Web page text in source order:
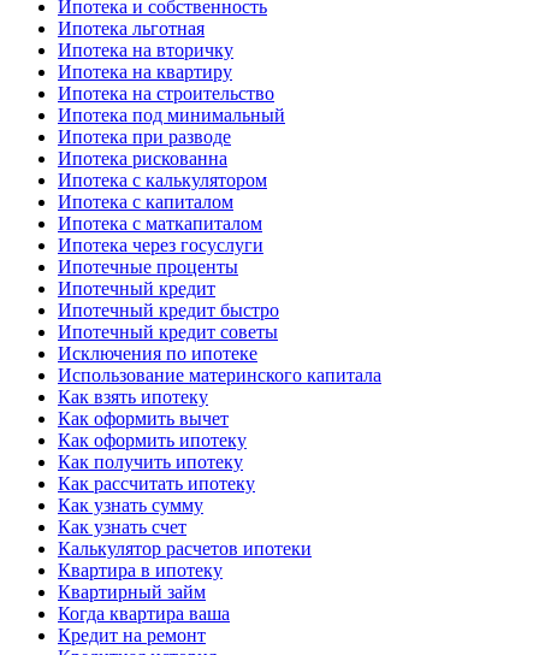
Ипотека и собственность
Ипотека льготная
Ипотека на вторичку
Ипотека на квартиру
Ипотека на строительство
Ипотека под минимальный
Ипотека при разводе
Ипотека рискованна
Ипотека с калькулятором
Ипотека с капиталом
Ипотека с маткапиталом
Ипотека через госуслуги
Ипотечные проценты
Ипотечный кредит
Ипотечный кредит быстро
Ипотечный кредит советы
Исключения по ипотеке
Использование материнского капитала
Как взять ипотеку
Как оформить вычет
Как оформить ипотеку
Как получить ипотеку
Как рассчитать ипотеку
Как узнать сумму
Как узнать счет
Калькулятор расчетов ипотеки
Квартира в ипотеку
Квартирный займ
Когда квартира ваша
Кредит на ремонт